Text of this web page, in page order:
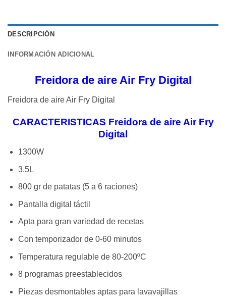
DESCRIPCIÓN
INFORMACIÓN ADICIONAL
Freidora de aire Air Fry Digital
Freidora de aire Air Fry Digital
CARACTERISTICAS Freidora de aire Air Fry
Digital
1300W
3.5L
800 gr de patatas (5 a 6 raciones)
Pantalla digital táctil
Apta para gran variedad de recetas
Con temporizador de 0-60 minutos
Temperatura regulable de 80-200ºC
8 programas preestablecidos
Piezas desmontables aptas para lavavajillas